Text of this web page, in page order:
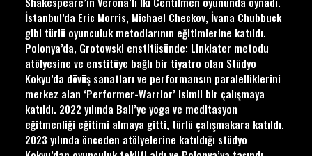
İstanbul’da Eric Morris, Michael Checkov, İvana Chubbuck
gibi türlü oyunculuk metodlarının eğitimlerine katıldı.
Polonya’da, Grotowski enstitüsünde; Linklater metodu
atölyesine ve enstitüye bağlı bir tiyatro olan Stüdyo
Kokyu’da dövüş sanatları ve performansın paralelliklerini
merkez alan ‘Performer-Warrior’ isimli bir çalışmaya
katıldı. 2022 yılında Bali’ye yoga ve meditasyon
eğitmenliği eğitimi almaya gitti, türlü çalışmakara katıldı.
2023 yılında önceden atölyelerine katıldığı stüdyo